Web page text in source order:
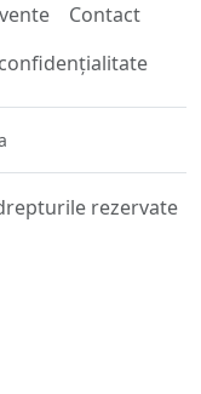
Contact
rezervate